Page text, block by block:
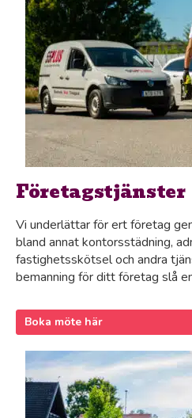
Företagstjänster
Vi underlättar för ert företag
bland annat kontorsstädning,
fastighetsskötsel och andra
bemanning för ditt företag slå
Boka möte här